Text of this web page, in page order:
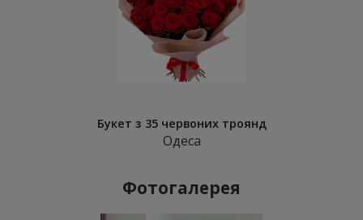
Букет з 35 червоних троянд
Одеса
Фотогалерея